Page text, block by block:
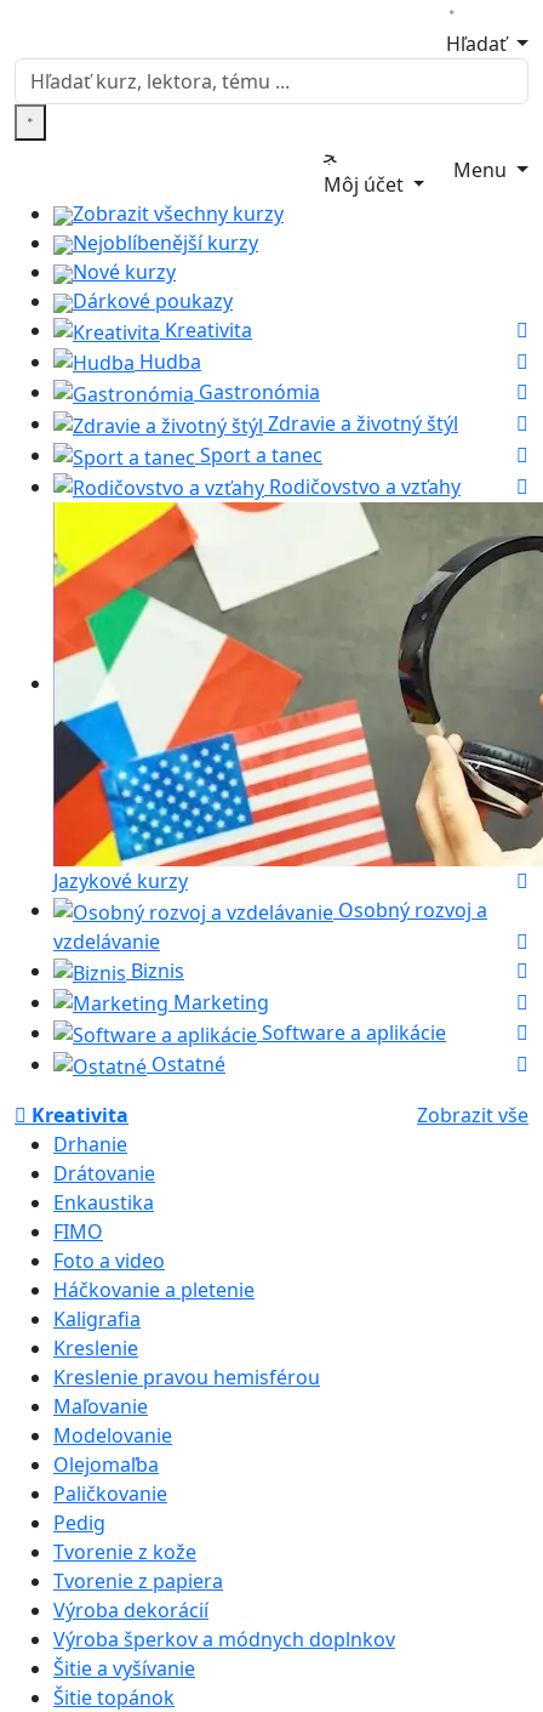
Hľadať
Môj účet
Menu
Zobrazit všechny kurzy
Nejoblíbenější kurzy
Nové kurzy
Dárkové poukazy
Kreativita
Hudba
Gastronómia
Zdravie a životný štýl
Sport a tanec
Rodičovstvo a vzťahy
Jazykové kurzy
Osobný rozvoj a
vzdelávanie
Biznis
Marketing
Software a aplikácie
Ostatné
Kreativita
Zobrazit vše
Drhanie
Drátovanie
Enkaustika
FIMO
Foto a video
Háčkovanie a pletenie
Kaligrafia
Kreslenie
Kreslenie pravou hemisférou
Maľovanie
Modelovanie
Olejomaľba
Paličkovanie
Pedig
Tvorenie z kože
Tvorenie z papiera
Výroba dekorácií
Výroba šperkov a módnych doplnkov
Šitie a vyšívanie
Šitie topánok